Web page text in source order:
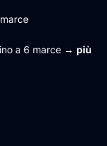
a 6 marce → più